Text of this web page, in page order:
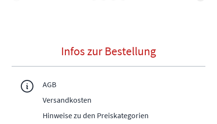
Infos zur Bestellung
AGB
Versandkosten
Hinweise zu den Preiskategorien